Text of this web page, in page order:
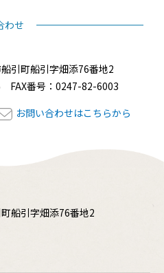
わせ
引町船引字畑添76番地2
FAX番号：0247-82-6003
お問い合わせはこちらから
船引字畑添76番地2